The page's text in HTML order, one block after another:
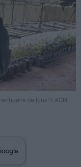
de fons © ACN